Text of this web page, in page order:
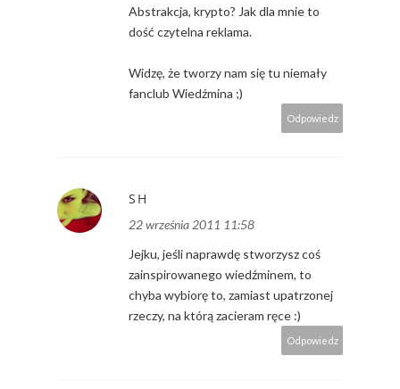
Abstrakcja, krypto? Jak dla mnie to
dość czytelna reklama.
Widzę, że tworzy nam się tu niemały
fanclub Wiedźmina ;)
Odpowiedz
SH
22 września 2011 11:58
Jejku, jeśli naprawdę stworzysz coś
zainspirowanego wiedźminem, to
chyba wybiorę to, zamiast upatrzonej
rzeczy, na którą zacieram ręce :)
Odpowiedz